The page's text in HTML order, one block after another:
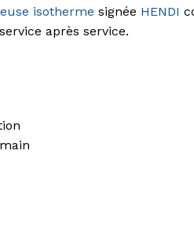
isotherme signée HENDI
après service.